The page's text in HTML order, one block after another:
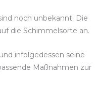
noch unbekannt. Die
die Schimmelsorte an.
infolgedessen seine
Maßnahmen zur